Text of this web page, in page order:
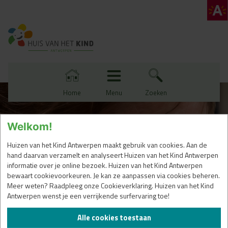
Home Menu Zoeken
zoeken
Zwanger Baby
Jouw zwangerschap
Gezondheid van je baby
Samen lezen en voorlezen
Opvang voor je baby
Groeipakket
Peuter Kleuter
Peuters en kleuters opvoeden
Samen spelen en bewegen
Voor het eerst naar school
Opvang voor je kind
Lagere school
Kinderen opvoeden
Naar de lagere school
Naschoolse opvang
Contact
Onze locaties
Spreekuren
Onze locaties Nieuws Vrijwilligerswerk Partners Pers
Schrijf je in op onze
Achternaam
Email*
Ik ga akkoord met deprivacy policy
Welkom!
Huizen van het Kind Antwerpen maakt gebruik van cookies. Aan de
hand daarvan verzamelt en analyseert Huizen van het Kind Antwerpen
informatie over je online bezoek. Huizen van het Kind Antwerpen
bewaart cookievoorkeuren. Je kan ze aanpassen via cookies beheren.
Meer weten? Raadpleeg onze Cookieverklaring. Huizen van het Kind
Antwerpen wenst je een verrijkende surfervaring toe!
Alle cookies toestaan